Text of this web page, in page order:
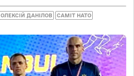
ОЛЕКСІЙ ДАНІЛОВ САМІТ НАТО